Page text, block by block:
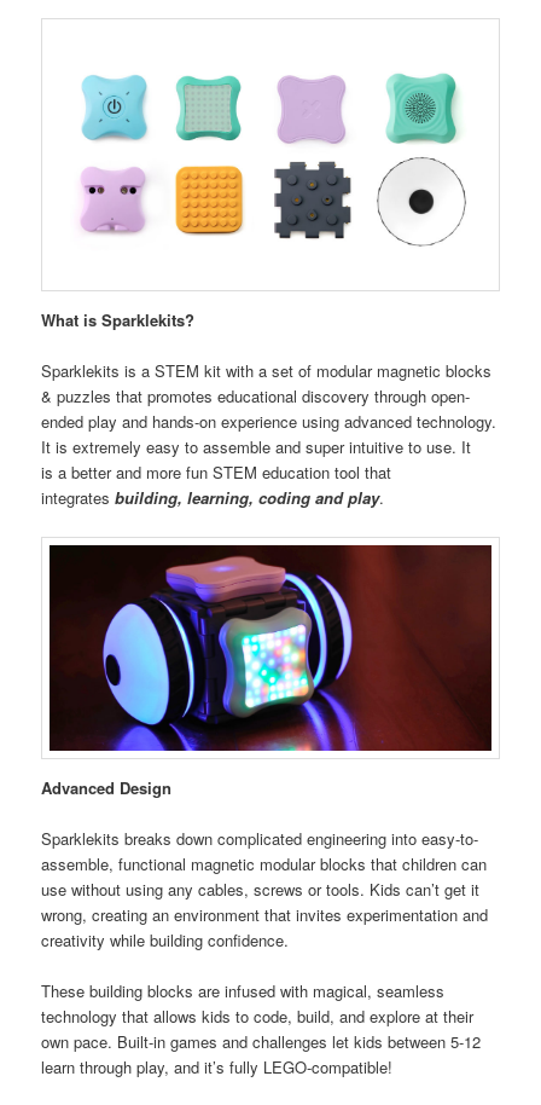
What is Sparklekits?
Sparklekits is a STEM kit with a set of modular magnetic blocks
& puzzles that promotes educational discovery through open-
ended play and hands-on experience using advanced technology.
It is extremely easy to assemble and super intuitive to use. It
is a better and more fun STEM education tool that
integratesbuilding, learning, coding and play.
Advanced Design
Sparklekits breaks down complicated engineering into easy-to-
assemble, functional magnetic modular blocks that children can
use without using any cables, screws or tools. Kids can’t get it
wrong, creating an environment that invites experimentation and
creativity while building confidence.
These building blocks are infused with magical, seamless
technology that allows kids to code, build, and explore at their
own pace. Built-in games and challenges let kids between 5-12
learn through play, and it’s fully LEGO-compatible!